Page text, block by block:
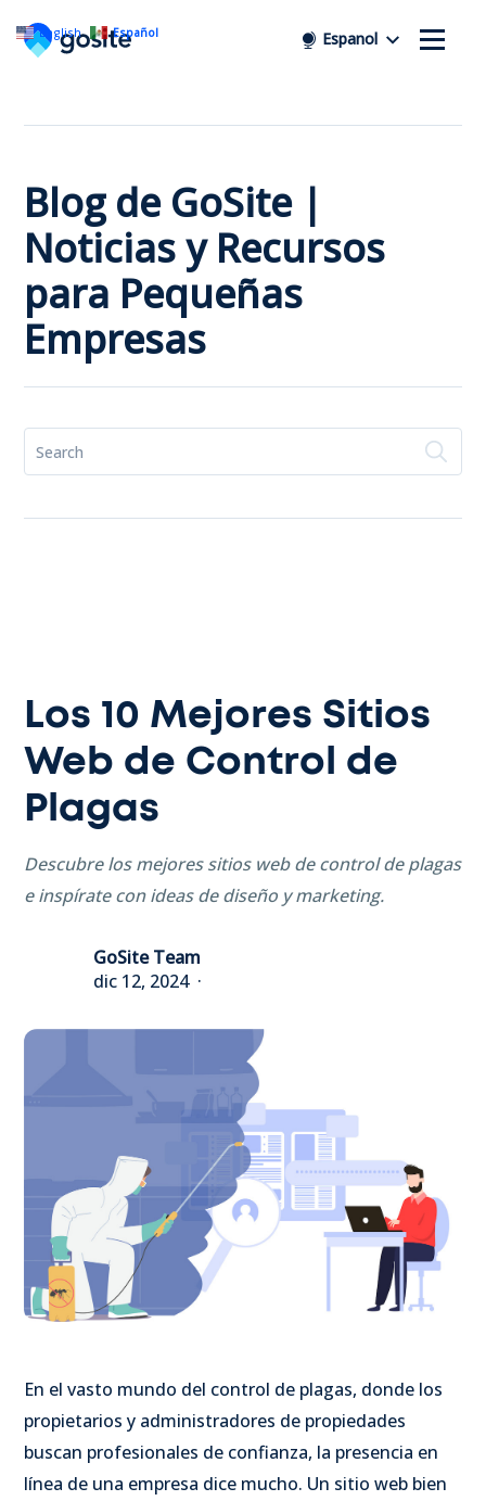
Espanol
Blog de GoSite |
Noticias y Recursos
para Pequeñas
Empresas
Los 10 Mejores Sitios
Web de Control de
Plagas
Descubre los mejores sitios web de control de plagas
e inspírate con ideas de diseño y marketing.
GoSite Team
dic 12, 2024
En el vasto mundo del control de plagas, donde los
propietarios y administradores de propiedades
buscan profesionales de confianza, la presencia en
línea de una empresa dice mucho. Un sitio web bien
English Español